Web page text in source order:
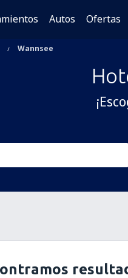
Autos Ofertas
Wannsee